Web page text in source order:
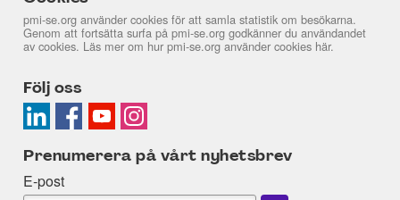
pmi-se.org använder cookies för att samla statistik om besökarna.
Genom att fortsätta surfa på pmi-se.org godkänner du användandet
av cookies. Läs mer om hur pmi-se.org använder cookies här.
Följ oss
Prenumerera på vårt nyhetsbrev
E-post